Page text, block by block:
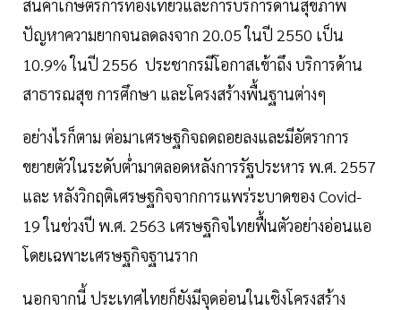
สินค้าเกษตรการท่องเที่ยวและการบริการด้านสุขภาพ
ปัญหาความยากจนลดลงจาก 20.05 ในปี 2550 เป็น
10.9% ในปี 2556 ประชากรมีโอกาสเข้าถึง บริการด้าน
สาธารณสุข การศึกษา และโครงสร้างพื้นฐานต่างๆ
อย่างไรก็ตาม ต่อมาเศรษฐกิจถดถอยลงและมีอัตราการ
ขยายตัวในระดับต่ำมาตลอดหลังการรัฐประหาร พ.ศ. 2557
และ หลังวิกฤติเศรษฐกิจจากการแพร่ระบาดของ Covid-
19 ในช่วงปี พ.ศ. 2563 เศรษฐกิจไทยฟื้นตัวอย่างอ่อนแอ
โดยเฉพาะเศรษฐกิจฐานราก
นอกจากนี้ ประเทศไทยก็ยังมีจุดอ่อนในเชิงโครงสร้าง